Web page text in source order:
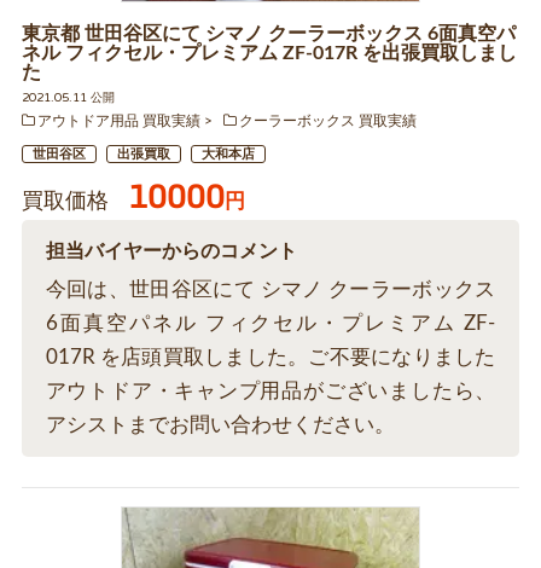
東京都 世田谷区にて シマノ クーラーボックス 6面真空パ
ネル フィクセル・プレミアム ZF-017R を出張買取しまし
た
2021.05.11 公開
アウトドア用品 買取実績
クーラーボックス 買取実績
世田谷区 出張買取 大和本店
買取価格 10000円
担当バイヤーからのコメント
今回は、世田谷区にて シマノ クーラーボックス
6面真空パネル フィクセル・プレミアム ZF-
017R を店頭買取しました。ご不要になりました
アウトドア・キャンプ用品がございましたら、
アシストまでお問い合わせください。